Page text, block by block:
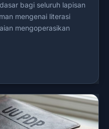
bagi seluruh lapisan
mengenai literasi
mengoperasikan